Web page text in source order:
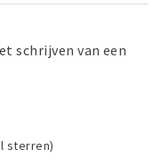
schrijven van een
sterren)